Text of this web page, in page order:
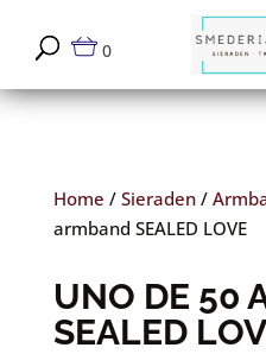
0
Home / Sieraden/
armband SEALED LOVE
UNO DE 50
SEALED